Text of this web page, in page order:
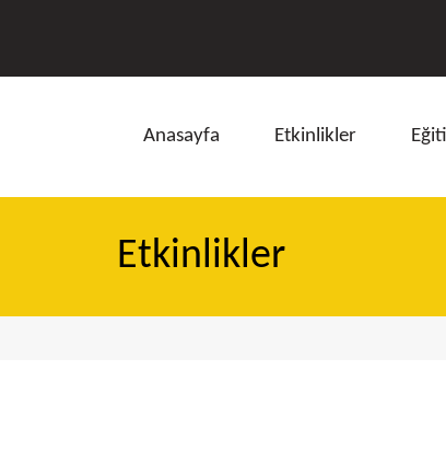
Anasayfa Etkinlikler
Etkinlikler